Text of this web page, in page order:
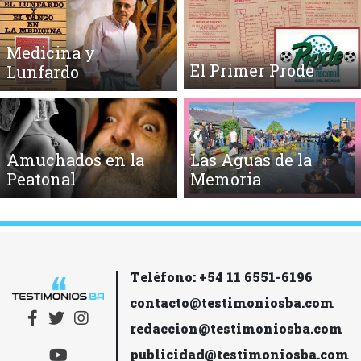
Medicina y
Lunfardo
El Primer Prode
Amuchados en la
Peatonal
Las Aguas de la
Memoria
Teléfono: +54 11 6551-6196
contacto@testimoniosba.com
redaccion@testimoniosba.com
publicidad@testimoniosba.com